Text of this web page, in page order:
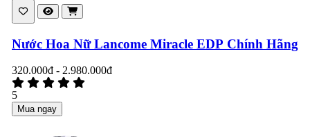
Nước Hoa Nữ Lancome Miracle EDP Chính Hãng
320.000đ - 2.980.000đ
5
Mua ngay